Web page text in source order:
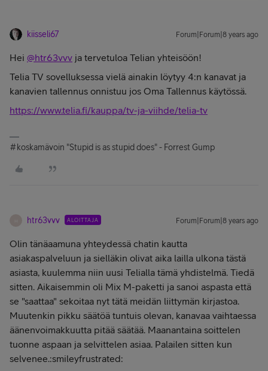
kiisseli67 Forum|Forum|8 years ago
Hei @htr63vvv ja tervetuloa Telian yhteisöön!
Telia TV sovelluksessa vielä ainakin löytyy 4:n kanavat ja
kanavien tallennus onnistuu jos Oma Tallennus käytössä.
https://www.telia.fi/kauppa/tv-ja-viihde/telia-tv
#koskamävoin "Stupid is as stupid does" - Forrest Gump
htr63vvv ALOITTAJA Forum|Forum|8 years ago
Olin tänäaamuna yhteydessä chatin kautta
asiakaspalveluun ja sielläkin olivat aika lailla ulkona tästä
asiasta, kuulemma niin uusi Telialla tämä yhdistelmä. Tiedä
sitten. Aikaisemmin oli Mix M-paketti ja sanoi aspasta että
se "saattaa" sekoitaa nyt tätä meidän liittymän kirjastoa.
Muutenkin pikku säätöä tuntuis olevan, kanavaa vaihtaessa
äänenvoimakkuutta pitää säätää. Maanantaina soittelen
tuonne aspaan ja selvittelen asiaa. Palailen sitten kun
selvenee.:smileyfrustrated: